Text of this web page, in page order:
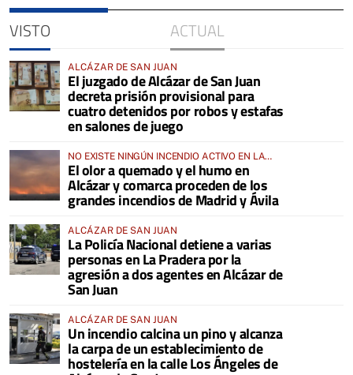
VISTO ACTUAL
ALCÁZAR DE SAN JUAN
El juzgado de Alcázar de San Juan
decreta prisión provisional para
cuatro detenidos por robos y estafas
en salones de juego
NO EXISTE NINGÚN INCENDIO ACTIVO EN LA
COMARCA
El olor a quemado y el humo en
Alcázar y comarca proceden de los
grandes incendios de Madrid y Ávila
ALCÁZAR DE SAN JUAN
La Policía Nacional detiene a varias
personas en La Pradera por la
agresión a dos agentes en Alcázar de
San Juan
ALCÁZAR DE SAN JUAN
Un incendio calcina un pino y alcanza
la carpa de un establecimiento de
hostelería en la calle Los Ángeles de